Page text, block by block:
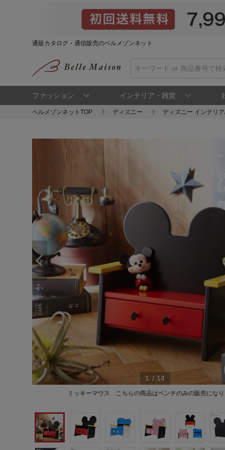
通販カタログ・通信販売のベルメゾンネット
ファッション インテリア・雑貨
ベルメゾンネットTOP ディズニー ディズニー インテリ
ミッキーマウス こちらの商品はベンチのみの販売にな
1 / 14